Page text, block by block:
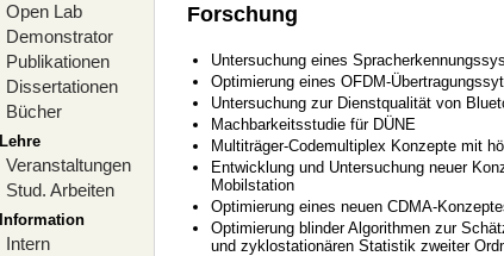
Open Lab
Demonstrator
Publikationen
Dissertationen
Bücher
Lehre
Veranstaltungen
Stud. Arbeiten
Information
Intern
Forschung
Untersuchung eines
Optimierung eines OFDM-
Untersuchung zur Dienstqualität von
Machbarkeitsstudie für DÜNE
Multiträger-Codemultiplex Konzepte mit
Entwicklung und Untersuchung neuer
Mobilstation
Optimierung eines neuen CDMA-
Optimierung blinder Algorithmen zur
und zyklostationären Statistik zweiter